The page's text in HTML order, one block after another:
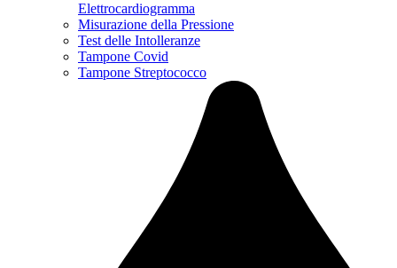
Elettrocardiogramma
Misurazione della Pressione
Test delle Intolleranze
Tampone Covid
Tampone Streptococco